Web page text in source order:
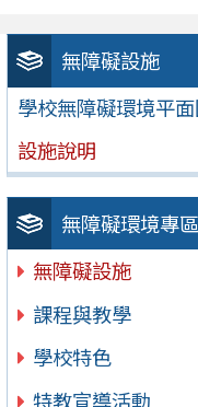
無障礙設施
學校無障礙環境平
設施說明
無障礙環境專區
無障礙設施
課程與教學
學校特色
特教宣導活動